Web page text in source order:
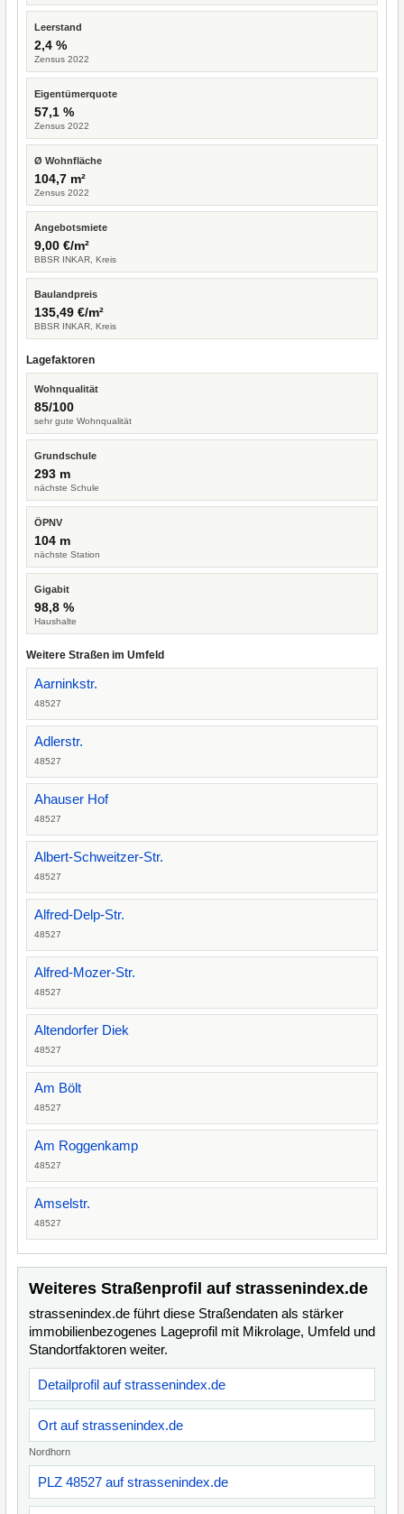
Leerstand
2,4 %
Zensus 2022
Eigentümerquote
57,1 %
Zensus 2022
Ø Wohnfläche
104,7 m²
Zensus 2022
Angebotsmiete
9,00 €/m²
BBSR INKAR, Kreis
Baulandpreis
135,49 €/m²
BBSR INKAR, Kreis
Lagefaktoren
Wohnqualität
85/100
sehr gute Wohnqualität
Grundschule
293 m
nächste Schule
ÖPNV
104 m
nächste Station
Gigabit
98,8 %
Haushalte
Weitere Straßen im Umfeld
Aarninkstr.
48527
Adlerstr.
48527
Ahauser Hof
48527
Albert-Schweitzer-Str.
48527
Alfred-Delp-Str.
48527
Alfred-Mozer-Str.
48527
Altendorfer Diek
48527
Am Bölt
48527
Am Roggenkamp
48527
Amselstr.
48527
Weiteres Straßenprofil auf strassenindex.de
strassenindex.de führt diese Straßendaten als stärker
immobilienbezogenes Lageprofil mit Mikrolage, Umfeld und
Standortfaktoren weiter.
Detailprofil auf strassenindex.de
Ort auf strassenindex.de
Nordhorn
PLZ 48527 auf strassenindex.de